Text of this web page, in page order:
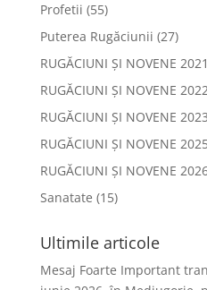
Profetii (55)
Puterea Rugăciunii (27)
RUGĂCIUNI ȘI NOVENE 2021
RUGĂCIUNI ȘI NOVENE
RUGĂCIUNI ȘI NOVENE 2023
RUGĂCIUNI ȘI NOVENE
RUGĂCIUNI ȘI NOVENE
Sanatate (15)
Ultimile articole
Mesaj Foarte Important